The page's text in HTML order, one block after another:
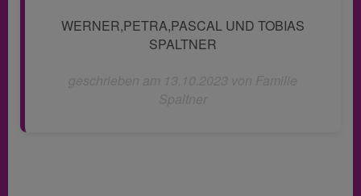
WERNER,PETRA,PASCAL UND TOBIAS
SPALTNER